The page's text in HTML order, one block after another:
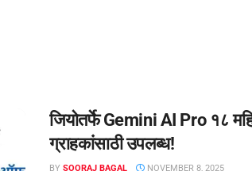
जियोतर्फे Gemini AI Pro १८
ग्राहकांसाठी उपलब्ध!
BY SOORAJ BAGAL NOVEMBER 8, 2025